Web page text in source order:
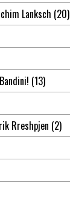
Lanksch (20)
(13)
Rreshpjen (2)